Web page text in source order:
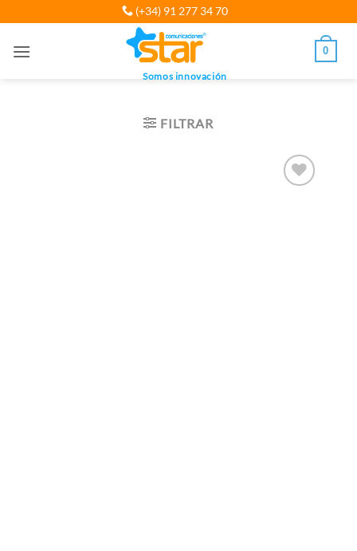
al
(+34) 91 277 34 70
Somos innovación
0
FILTRAR